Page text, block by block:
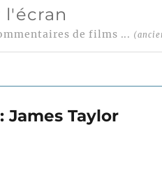
l'écran
de films ...
:James Taylor